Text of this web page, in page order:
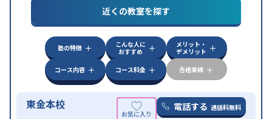
特徴
中高一貫校生に対応授業の振替可能
学習にPC・タブレットを利用オンライン対応1
科目から受講可能発達障害の子どもに対応自習室
あり
近くの教室を探す
塾の特徴
こんな人に
おすすめ
メリット・
デメリット
コース内容
コース料金 合格実績
東金本校 電話する 通話料無料